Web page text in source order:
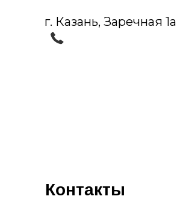
г. Казань, Заречная 1а
Контакты